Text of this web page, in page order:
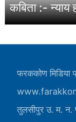
कबिता :- न्याय
फरककोण मिडिया
तुलसीपुर उ. म. न.